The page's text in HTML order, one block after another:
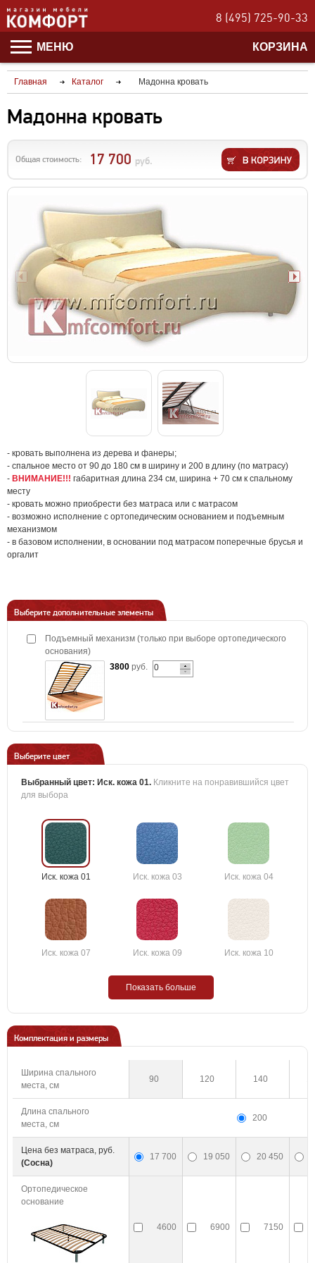
8 (495) 725-90-33
МЕНЮ КОРЗИНА
Главная Каталог Мадонна кровать
Мадонна кровать
Общая стоимость: 17 700 руб.
- кровать выполнена из дерева и фанеры;
- спальное место от 90 до 180 см в ширину и 200 в длину (по матрасу)
- ВНИМАНИЕ!!! габаритная длина 234 см, ширина + 70 см к спальному
месту
- кровать можно приобрести без матраса или с матрасом
- возможно исполнение с ортопедическим основанием и подъемным
механизмом
- в базовом исполнении, в основании под матрасом поперечные брусья и
оргалит
Выберите дополнительные элементы
Подъемный механизм (только при выборе ортопедического
основания)
3800 руб.
Выберите цвет
Выбранный цвет: Иск. кожа 01. Кликните на понравившийся цвет
для выбора
Иск. кожа 01 Иск. кожа 03 Иск. кожа 04
Иск. кожа 07 Иск. кожа 09 Иск. кожа 10
Показать больше
Комплектация и размеры
Ширина спального
места, см
90 120 140
Длина спального
места, см
200
Цена без матраса, руб.
(Сосна)
17 700 19 050 20 450
Ортопедическое
основание
4600 6900 7150